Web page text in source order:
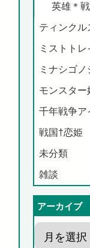
英雄＊
ティンクル
ミストト
ミナシゴノ
モンスター
千年戦争ア
戦国†恋姫
未分類
雑談
アーカイブ